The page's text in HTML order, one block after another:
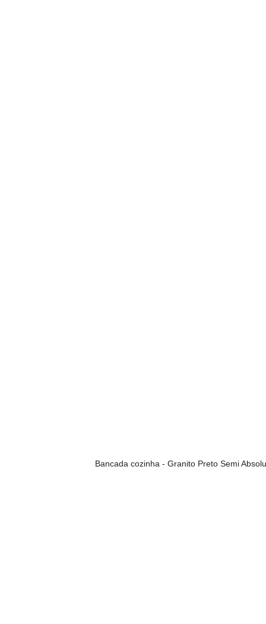
Bancada cozinha - Granito Preto Semi